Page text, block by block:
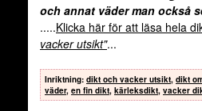
och annat väder man också
.....Klicka här för att läsa hela
vacker utsikt"...
Inriktning: dikt och vacker utsikt, dikt
väder, en fin dikt, kärleksdikt, vacker